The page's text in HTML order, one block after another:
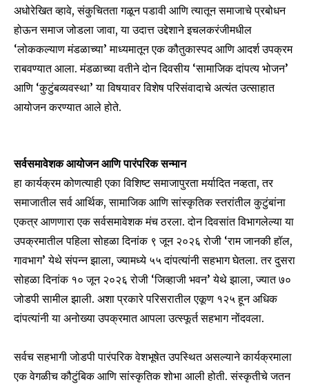
अधोरेखित व्हावे, संकुचितता गळून पडावी आणि त्यातून समाजाचे प्रबोधन
होऊन समाज जोडला जावा, या उदात्त उद्देशाने इचलकरंजीमधील
‘लोककल्याण मंडळाच्या’ माध्यमातून एक कौतुकास्पद आणि आदर्श उपक्रम
राबवण्यात आला. मंडळाच्या वतीने दोन दिवसीय ‘सामाजिक दांपत्य भोजन’
आणि ‘कुटुंबव्यवस्था’ या विषयावर विशेष परिसंवादाचे अत्यंत उत्साहात
आयोजन करण्यात आले होते.
सर्वसमावेशक आयोजन आणि पारंपरिक सन्मान
हा कार्यक्रम कोणत्याही एका विशिष्ट समाजापुरता मर्यादित नव्हता, तर
समाजातील सर्व आर्थिक, सामाजिक आणि सांस्कृतिक स्तरांतील कुटुंबांना
एकत्र आणणारा एक सर्वसमावेशक मंच ठरला. दोन दिवसांत विभागलेल्या या
उपक्रमातील पहिला सोहळा दिनांक ९ जून २०२६ रोजी ‘राम जानकी हॉल,
गावभाग’ येथे संपन्न झाला, ज्यामध्ये ५५ दांपत्यांनी सहभाग घेतला. तर दुसरा
सोहळा दिनांक १० जून २०२६ रोजी ‘जिव्हाजी भवन’ येथे झाला, ज्यात ७०
जोडपी सामील झाली. अशा प्रकारे परिसरातील एकूण १२५ हून अधिक
दांपत्यांनी या अनोख्या उपक्रमात आपला उत्स्फूर्त सहभाग नोंदवला.
सर्वच सहभागी जोडपी पारंपरिक वेशभूषेत उपस्थित असल्याने कार्यक्रमाला
एक वेगळीच कौटुंबिक आणि सांस्कृतिक शोभा आली होती. संस्कृतीचे जतन